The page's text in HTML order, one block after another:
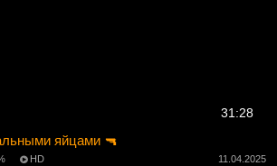
31:28
яйцами 🔫
HD 11.04.2025